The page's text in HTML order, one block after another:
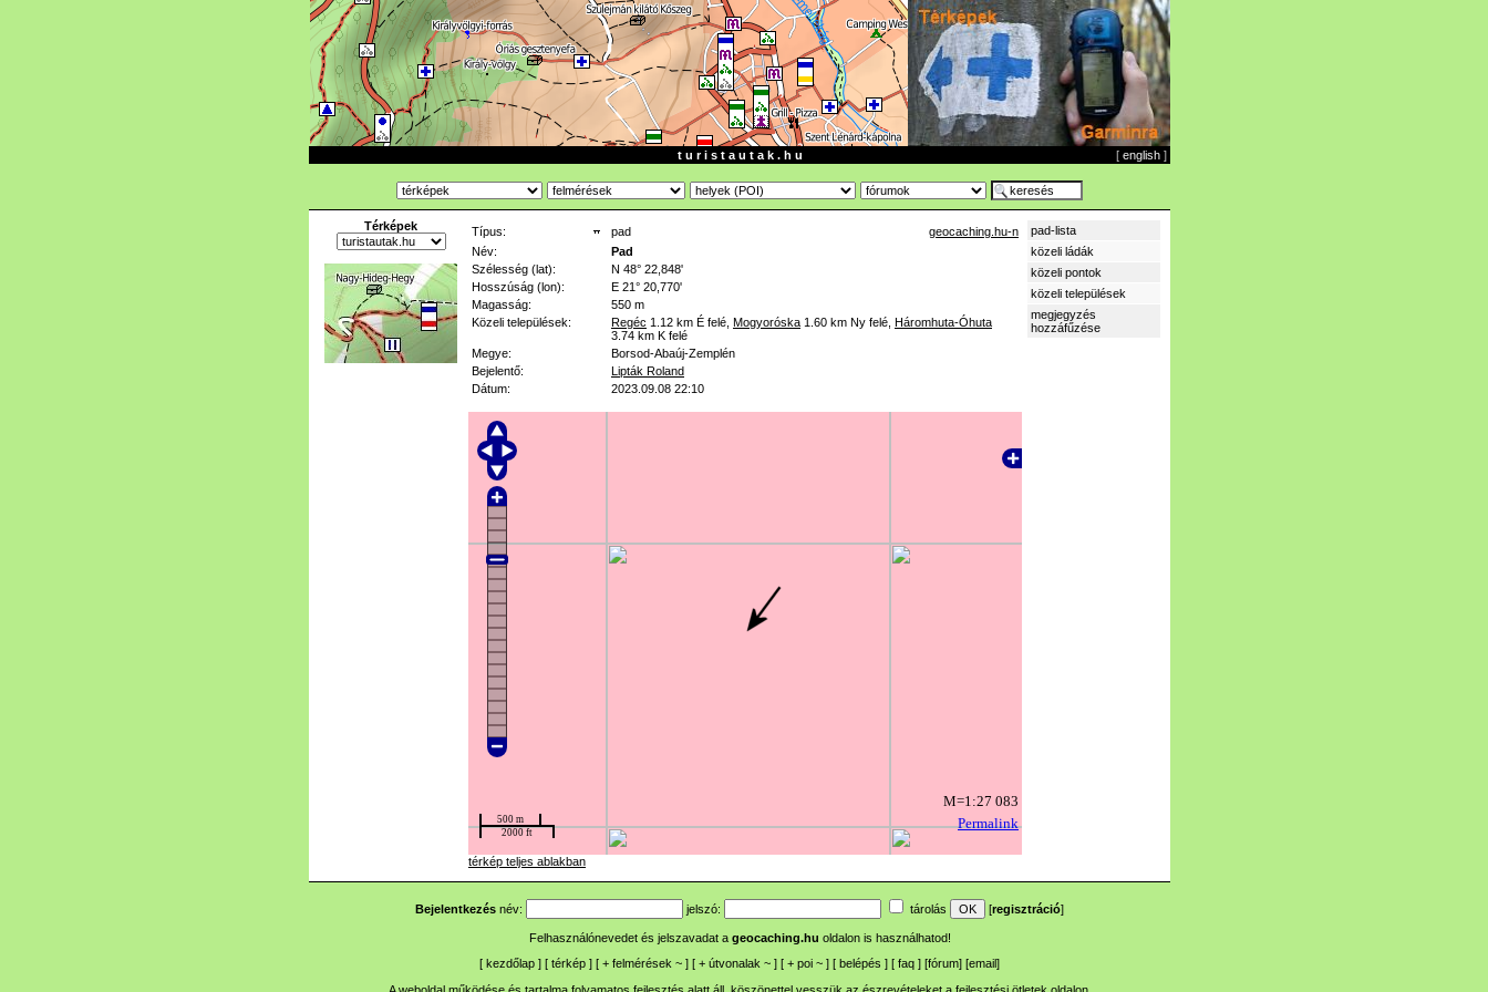
t u r i s t a u t a k . h u [ english ]
Térképek Típus: pad
geocaching.hu-n
Név:
Pad
Szélesség (lat):
N 48° 22,848'
Hosszúság (lon):
E 21° 20,770'
Magasság:
550 m
Közeli települések:
Regéc 1.12 km É felé Mogyoróska 1.60 km Ny felé Háromhuta-Óhuta
3.74 km K felé
Megye:
Borsod-Abaúj-Zemplén
Bejelentő:
Lipták Roland
Dátum:
2023.09.08 22:10
térkép teljes ablakban
pad-lista
közeli ládák
közeli pontok
közeli települések
megjegyzés
hozzáfűzése
Bejelentkezés név: jelszó: tárolás [regisztráció]
Felhasználónevedet és jelszavadat a geocaching.hu oldalon is használhatod!
[ kezdőlap ] [ térkép ] [ + felmérések ~ ] [ + útvonalak ~ ] [ + poi ~ ] [ belépés ] [ faq ] [fórum] [email]